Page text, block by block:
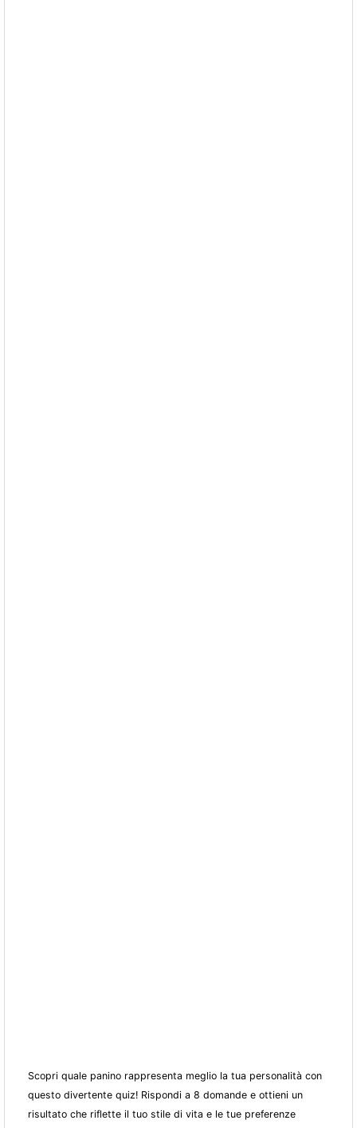
Scopri quale panino rappresenta meglio la tua personalità con
questo divertente quiz! Rispondi a 8 domande e ottieni un
risultato che riflette il tuo stile di vita e le tue preferenze